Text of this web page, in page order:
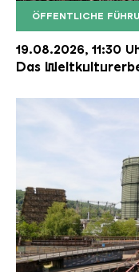
ÖFFENTLICHE
Der
Copyright:
19.08.2026, 11:30
Das